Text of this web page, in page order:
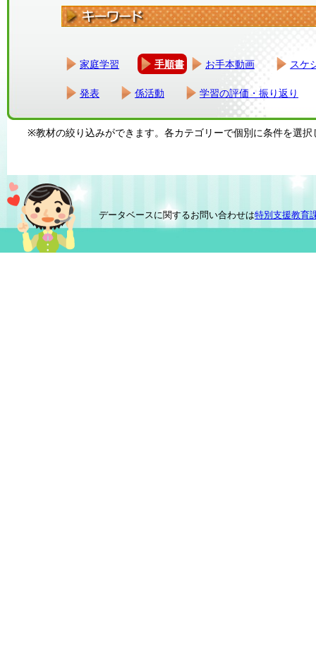
家庭学習 手順書 お手本動画 スケ
発表 係活動 学習の評価・振り返り
※教材の絞り込みができます。各カテゴリーで個別に条件を選択
データベースに関するお問い合わせは特別支援教育